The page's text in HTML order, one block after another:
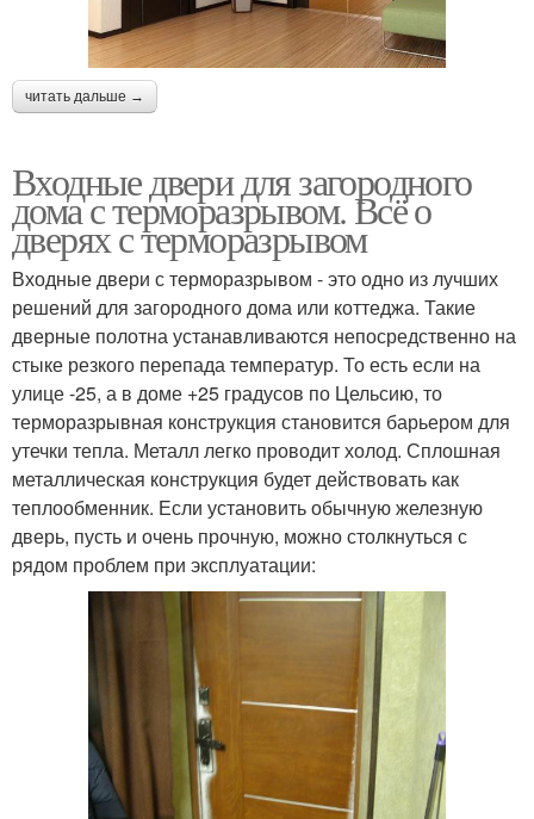
читать дальше →
Входные двери для загородного
дома с терморазрывом. Всё о
дверях с терморазрывом
Входные двери с терморазрывом - это одно из лучших
решений для загородного дома или коттеджа. Такие
дверные полотна устанавливаются непосредственно на
стыке резкого перепада температур. То есть если на
улице -25, а в доме +25 градусов по Цельсию, то
терморазрывная конструкция становится барьером для
утечки тепла. Металл легко проводит холод. Сплошная
металлическая конструкция будет действовать как
теплообменник. Если установить обычную железную
дверь, пусть и очень прочную, можно столкнуться с
рядом проблем при эксплуатации: